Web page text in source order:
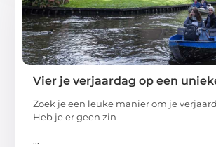
Vier je verjaardag op een
Zoek je een leuke manier om je
Heb je er geen zin
...